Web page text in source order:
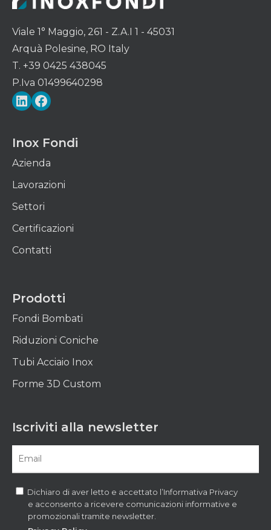
Viale 1° Maggio, 261 - Z.A.I 1 - 45031
Arquà Polesine, RO Italy
T. +39 0425 438045
P.Iva 01499640298
LinkedIn
Facebook
Inox Fondi
Azienda
Lavorazioni
Settori
Certificazioni
Contatti
Prodotti
Fondi Bombati
Riduzioni Coniche
Tubi Acciaio Inox
Forme 3D Custom
Iscriviti alla newsletter
Dichiaro di aver letto e accettato l’Informativa Privacy
e acconsento a ricevere comunicazioni informative e
promozionali tramite newsletter.